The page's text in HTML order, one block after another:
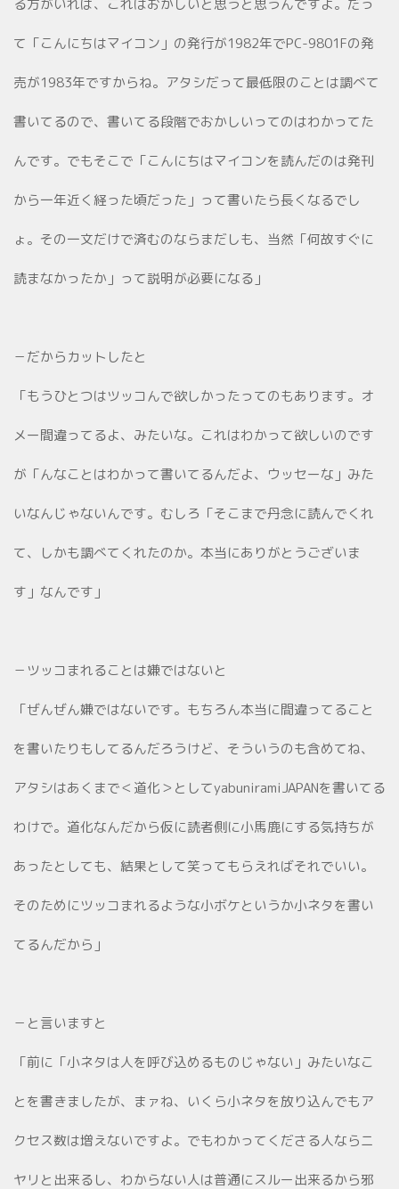
る方がいれば、これはおかしいと思うと思うんですよ。だっ
て「こんにちはマイコン」の発行が1982年でPC-9801Fの発
売が1983年ですからね。アタシだって最低限のことは調べて
書いてるので、書いてる段階でおかしいってのはわかってた
んです。でもそこで「こんにちはマイコンを読んだのは発刊
から一年近く経った頃だった」って書いたら長くなるでし
ょ。その一文だけで済むのならまだしも、当然「何故すぐに
読まなかったか」って説明が必要になる」
－だからカットしたと
「もうひとつはツッコんで欲しかったってのもあります。オ
メー間違ってるよ、みたいな。これはわかって欲しいのです
が「んなことはわかって書いてるんだよ、ウッセーな」みた
いなんじゃないんです。むしろ「そこまで丹念に読んでくれ
て、しかも調べてくれたのか。本当にありがとうございま
す」なんです」
－ツッコまれることは嫌ではないと
「ぜんぜん嫌ではないです。もちろん本当に間違ってること
を書いたりもしてるんだろうけど、そういうのも含めてね、
アタシはあくまで＜道化＞としてyabuniramiJAPANを書いてる
わけで。道化なんだから仮に読者側に小馬鹿にする気持ちが
あったとしても、結果として笑ってもらえればそれでいい。
そのためにツッコまれるような小ボケというか小ネタを書い
てるんだから」
－と言いますと
「前に「小ネタは人を呼び込めるものじゃない」みたいなこ
とを書きましたが、まァね、いくら小ネタを放り込んでもア
クセス数は増えないですよ。でもわかってくださる人ならニ
ヤリと出来るし、わからない人は普通にスルー出来るから邪